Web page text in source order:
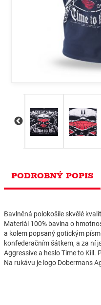
PODROBNÝ POPIS
Bavlněná polokošile skvělé
Materiál 100% bavlna o
a kolem popsaný gotickým
konfederačním šátkem, a za ní
Aggressive a heslo Time to Kill.
Na rukávu je logo Dobermans